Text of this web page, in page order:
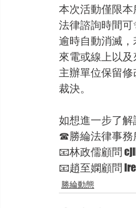
本次活動僅限
法律諮詢時間
逾時自動消滅
來電或線上以及
主辦單位保留
裁決。
如想進一步了解
☎勝綸法律事務
📧林政儒顧問
📧趙至嫻顧問
勝綸動態